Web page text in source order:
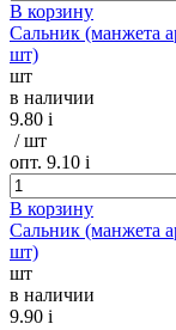
В корзину
Сальник (манжета
шт)
шт
в наличии
9.80 i
/ шт
опт. 9.10 i
В корзину
Сальник (манжета
шт)
шт
в наличии
9.90 i